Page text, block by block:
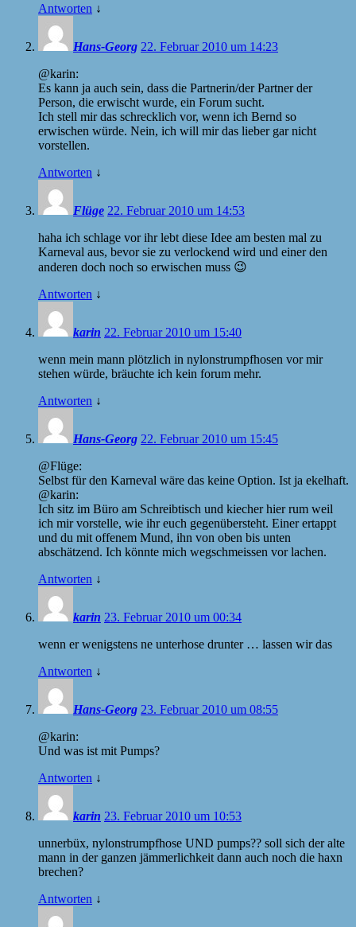
Antworten ↓
Hans-Georg 22. Februar 2010 um 14:23
@karin:
Es kann ja auch sein, dass die Partnerin/der Partner der
Person, die erwischt wurde, ein Forum sucht.
Ich stell mir das schrecklich vor, wenn ich Bernd so
erwischen würde. Nein, ich will mir das lieber gar nicht
vorstellen.
Antworten ↓
Flüge 22. Februar 2010 um 14:53
haha ich schlage vor ihr lebt diese Idee am besten mal zu
Karneval aus, bevor sie zu verlockend wird und einer den
anderen doch noch so erwischen muss 😉
Antworten ↓
karin 22. Februar 2010 um 15:40
wenn mein mann plötzlich in nylonstrumpfhosen vor mir
stehen würde, bräuchte ich kein forum mehr.
Antworten ↓
Hans-Georg 22. Februar 2010 um 15:45
@Flüge:
Selbst für den Karneval wäre das keine Option. Ist ja ekelhaft.
@karin:
Ich sitz im Büro am Schreibtisch und kiecher hier rum weil
ich mir vorstelle, wie ihr euch gegenübersteht. Einer ertappt
und du mit offenem Mund, ihn von oben bis unten
abschätzend. Ich könnte mich wegschmeissen vor lachen.
Antworten ↓
karin 23. Februar 2010 um 00:34
wenn er wenigstens ne unterhose drunter … lassen wir das
Antworten ↓
Hans-Georg 23. Februar 2010 um 08:55
@karin:
Und was ist mit Pumps?
Antworten ↓
karin 23. Februar 2010 um 10:53
unnerbüx, nylonstrumpfhose UND pumps?? soll sich der alte
mann in der ganzen jämmerlichkeit dann auch noch die haxn
brechen?
Antworten ↓